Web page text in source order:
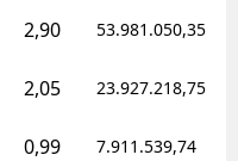
2,90 53.981.050,35
2,05 23.927.218,75
0,99 7.911.539,74